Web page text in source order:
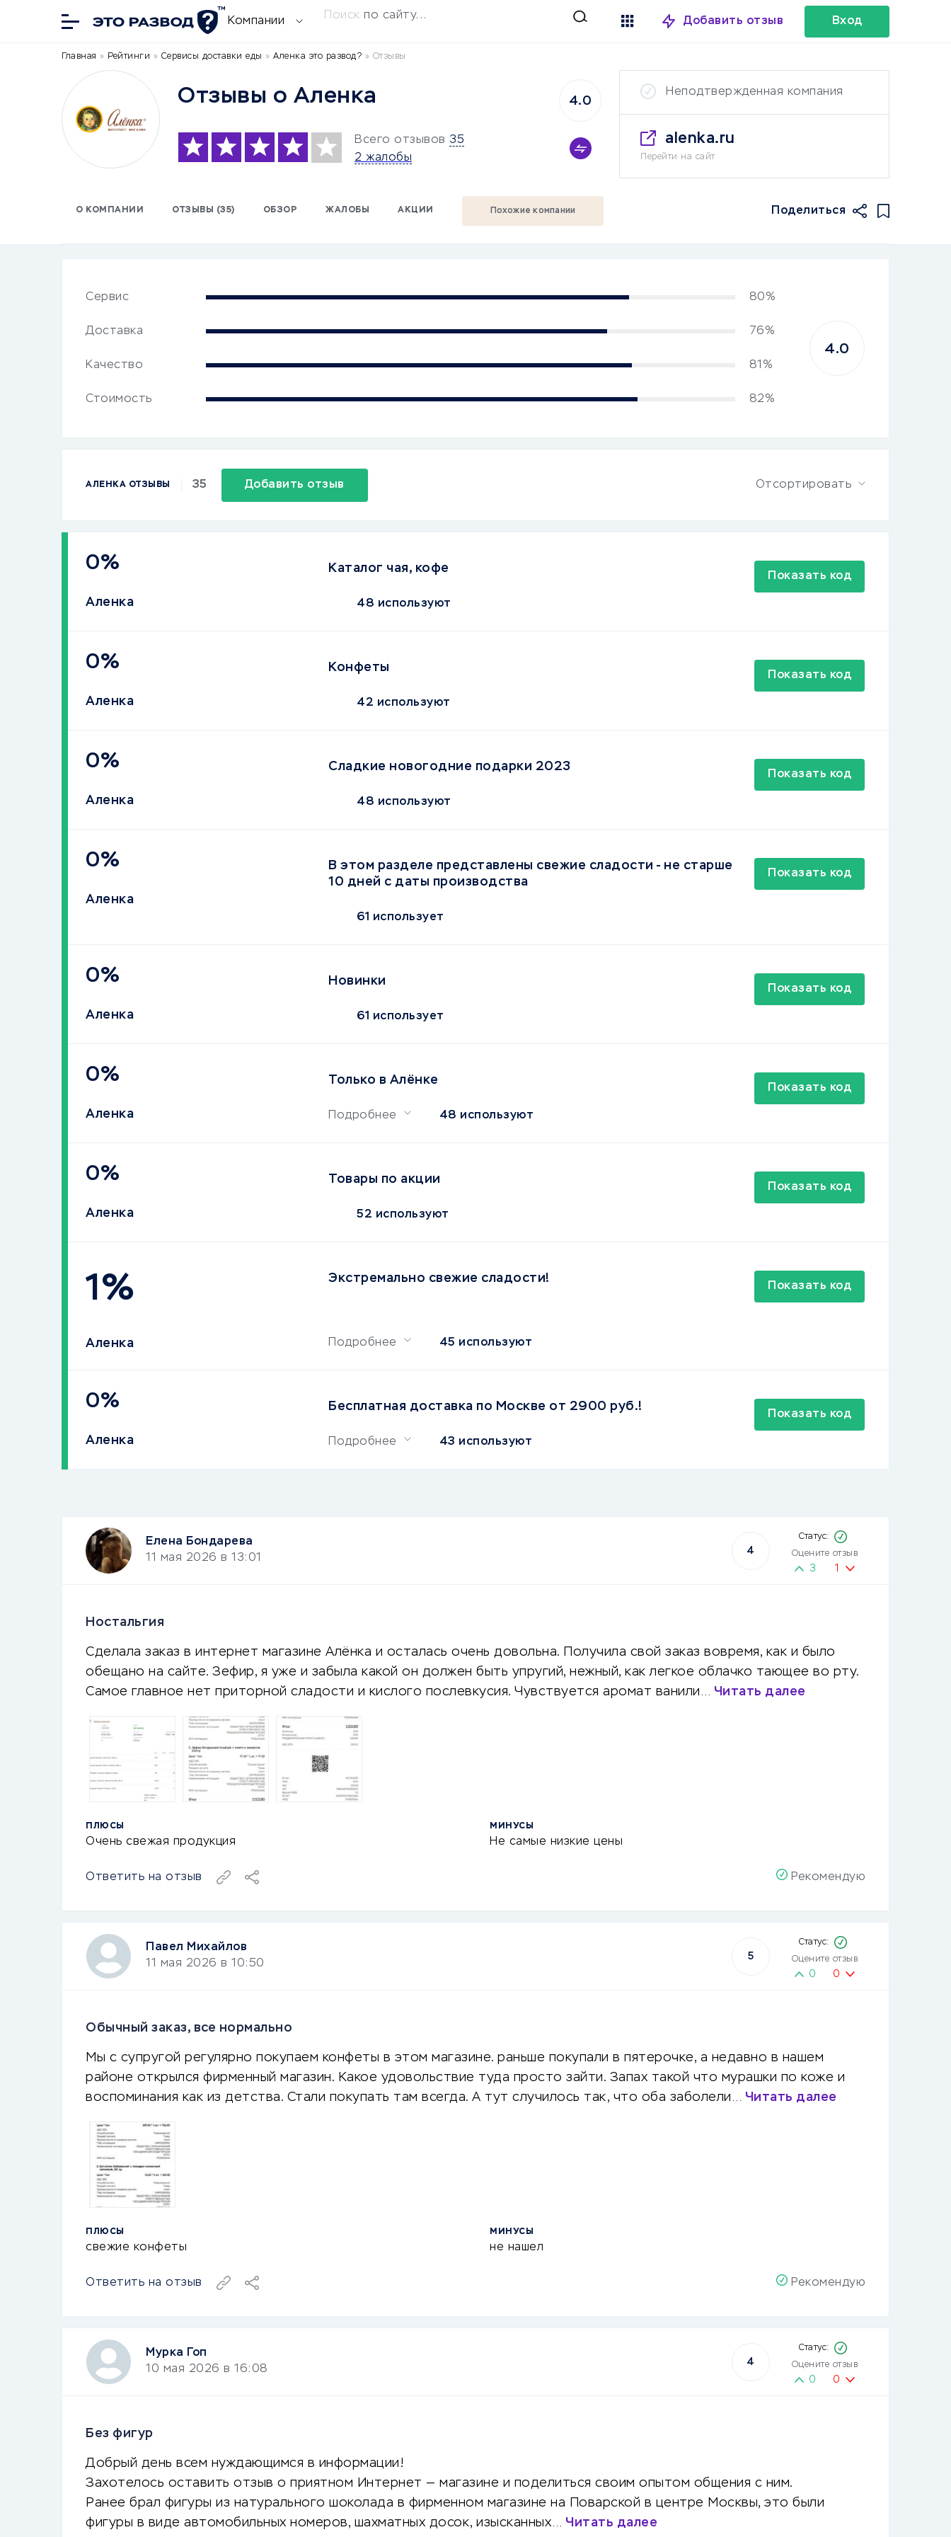
Компании Поиск по сайту... Добавить отзыв Вход
Главная » Рейтинги » Сервисы доставки еды » Аленка это развод? » Отзывы
Отзывы о Аленка
Всего отзывов 35
2 жалобы
4.0
Неподтвержденная компания
alenka.ru
Перейти на сайт
О КОМПАНИИ ОТЗЫВЫ (35) ОБЗОР ЖАЛОБЫ АКЦИИ Похожие компании Поделиться
Сервис 80%
Доставка 76%
Качество 81%
Стоимость 82%
4.0
АЛЕНКА ОТЗЫВЫ 35 Добавить отзыв Отсортировать
0%
Аленка
Каталог чая, кофе
Показать код
48 используют
0%
Аленка
Конфеты
Показать код
42 используют
0%
Аленка
Сладкие новогодние подарки 2023
Показать код
48 используют
0%
Аленка
В этом разделе представлены свежие сладости - не старше
10 дней с даты производства
Показать код
61 использует
0%
Аленка
Новинки
Показать код
61 использует
0%
Аленка
Только в Алёнке
Показать код
Подробнее 48 используют
0%
Аленка
Товары по акции
Показать код
52 используют
1%
Аленка
Экстремально свежие сладости!
Показать код
Подробнее 45 используют
0%
Аленка
Бесплатная доставка по Москве от 2900 руб.!
Показать код
Подробнее 43 используют
Елена Бондарева
11 мая 2026 в 13:01
4 Оцените отзыв
3 1
Ностальгия
Сделала заказ в интернет магазине Алёнка и осталась очень довольна. Получила свой заказ вовремя, как и было
обещано на сайте. Зефир, я уже и забыла какой он должен быть упругий, нежный, как легкое облачко тающее во рту.
Самое главное нет приторной сладости и кислого послевкусия. Чувствуется аромат ванили… Читать далее
ПЛЮСЫ
Очень свежая продукция
МИНУСЫ
Не самые низкие цены
Ответить на отзыв Рекомендую
Павел Михайлов
11 мая 2026 в 10:50
5 Оцените отзыв
0 0
Обычный заказ, все нормально
Мы с супругой регулярно покупаем конфеты в этом магазине. раньше покупали в пятерочке, а недавно в нашем
районе открылся фирменный магазин. Какое удовольствие туда просто зайти. Запах такой что мурашки по коже и
воспоминания как из детства. Стали покупать там всегда. А тут случилось так, что оба заболели… Читать далее
ПЛЮСЫ
свежие конфеты
МИНУСЫ
не нашел
Ответить на отзыв Рекомендую
Мурка Гоп
10 мая 2026 в 16:08
4 Оцените отзыв
0 0
Без фигур
Добрый день всем нуждающимся в информации!
Захотелось оставить отзыв о приятном Интернет — магазине и поделиться своим опытом общения с ним.
Ранее брал фигуры из натурального шоколада в фирменном магазине на Поварской в центре Москвы, это были
фигуры в виде автомобильных номеров, шахматных досок, изысканных… Читать далее